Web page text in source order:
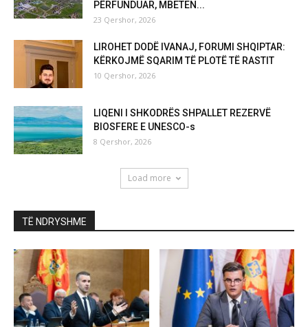
PËRFUNDUAR, MBETEN...
23 Qershor, 2026
LIROHET DODË IVANAJ, FORUMI SHQIPTAR:
KËRKOJMË SQARIM TË PLOTË TË RASTIT
10 Qershor, 2026
LIQENI I SHKODRËS SHPALLET REZERVË
BIOSFERE E UNESCO-s
8 Qershor, 2026
Load more
TË NDRYSHME